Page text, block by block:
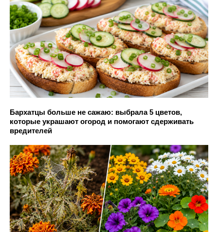
Бархатцы больше не сажаю: выбрала 5 цветов,
которые украшают огород и помогают сдерживать
вредителей